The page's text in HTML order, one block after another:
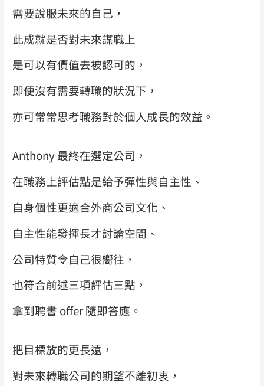
需要說服未來的自己，
此成就是否對未來謀職上
是可以有價值去被認可的，
即便沒有需要轉職的狀況下，
亦可常常思考職務對於個人成長的效益。
Anthony最終在選定公司，
在職務上評估點是給予彈性與自主性、
自身個性更適合外商公司文化、
自主性能發揮長才討論空間、
公司特質令自己很嚮往，
也符合前述三項評估三點，
拿到聘書 offer隨即答應。
把目標放的更長遠，
對未來轉職公司的期望不離初衷，